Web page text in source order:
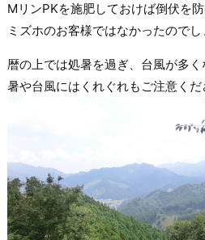
MリンPKを施肥しておけば倒伏を
ミズホのお客様ではなかったのでし
暦の上では処暑を過ぎ、台風が多
暑や台風にはくれぐれもご注意くだ